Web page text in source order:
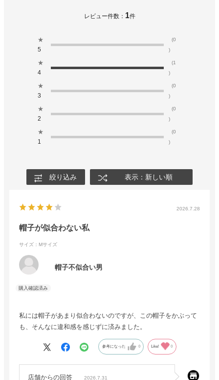
レビュー件数： 1件
★
5
(0
)
★
4
(1
)
★
3
(0
)
★
2
(0
)
★
1
(0
)
絞り込み 表示：新しい順
2026.7.28
帽子が似合わない私
サイズ：Mサイズ
帽子不似合い男
私には帽子があまり似合わないのですが、この帽子をかぶって
も、そんなに違和感を感じずに済みました。
参考になった 0 Like! 0
店舗からの回答 2026.7.31